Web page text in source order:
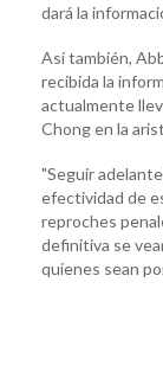
dará la
Así también,
recibida la
actualmente
Chong en la
"Seguir
efectividad de
reproches
definitiva se
quienes sean